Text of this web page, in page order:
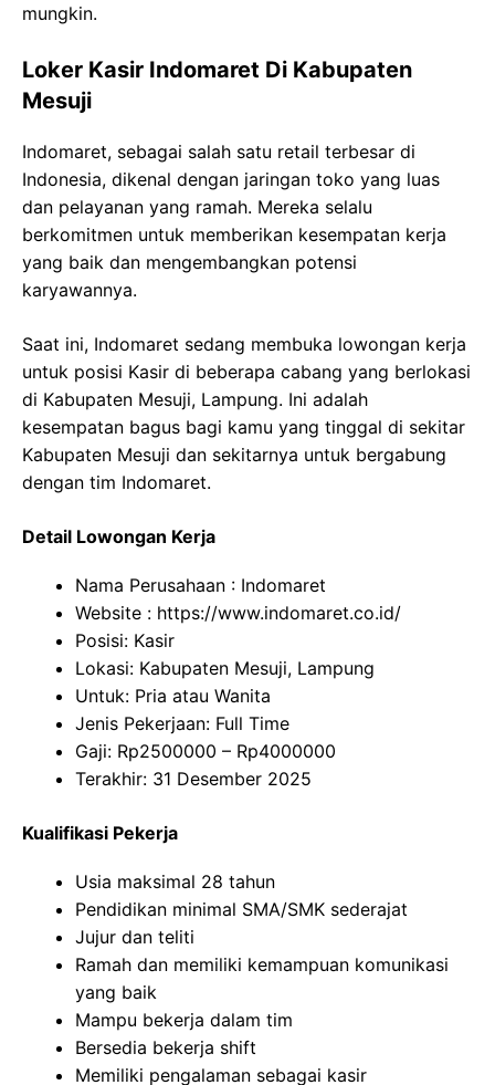
mungkin.
Loker Kasir Indomaret Di Kabupaten
Mesuji
Indomaret, sebagai salah satu retail terbesar di
Indonesia, dikenal dengan jaringan toko yang luas
dan pelayanan yang ramah. Mereka selalu
berkomitmen untuk memberikan kesempatan kerja
yang baik dan mengembangkan potensi
karyawannya.
Saat ini, Indomaret sedang membuka lowongan kerja
untuk posisi Kasir di beberapa cabang yang berlokasi
di Kabupaten Mesuji, Lampung. Ini adalah
kesempatan bagus bagi kamu yang tinggal di sekitar
Kabupaten Mesuji dan sekitarnya untuk bergabung
dengan tim Indomaret.
Detail Lowongan Kerja
Nama Perusahaan : Indomaret
Website : https://www.indomaret.co.id/
Posisi: Kasir
Lokasi: Kabupaten Mesuji, Lampung
Untuk: Pria atau Wanita
Jenis Pekerjaan: Full Time
Gaji: Rp2500000 – Rp4000000
Terakhir: 31 Desember 2025
Kualifikasi Pekerja
Usia maksimal 28 tahun
Pendidikan minimal SMA/SMK sederajat
Jujur dan teliti
Ramah dan memiliki kemampuan komunikasi
yang baik
Mampu bekerja dalam tim
Bersedia bekerja shift
Memiliki pengalaman sebagai kasir